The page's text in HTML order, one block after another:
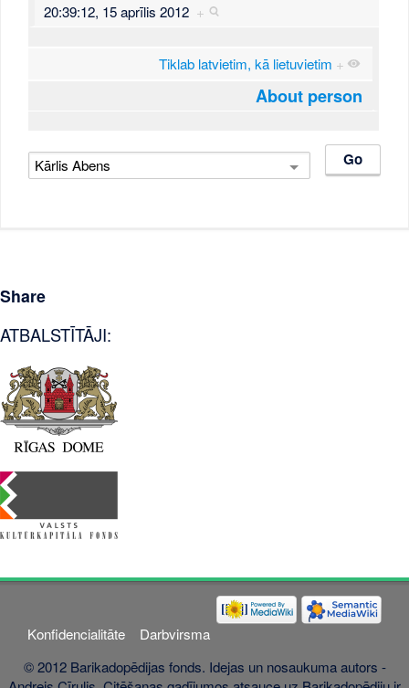
20:39:12, 15 aprīlis 2012 +
Tiklab latvietim, kā lietuvietim +
About person
Share
ATBALSTĪTĀJI:
Konfidencialitāte
Darbvirsma
© 2012 Barikadopēdijas fonds. Idejas un nosaukuma autors -